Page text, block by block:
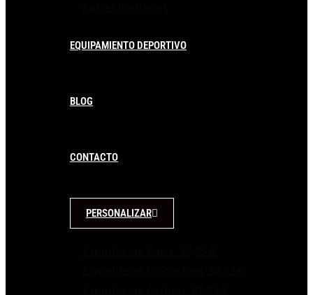
EQUIPAMIENTO DEPORTIVO
BLOG
CONTACTO
PERSONALIZAR